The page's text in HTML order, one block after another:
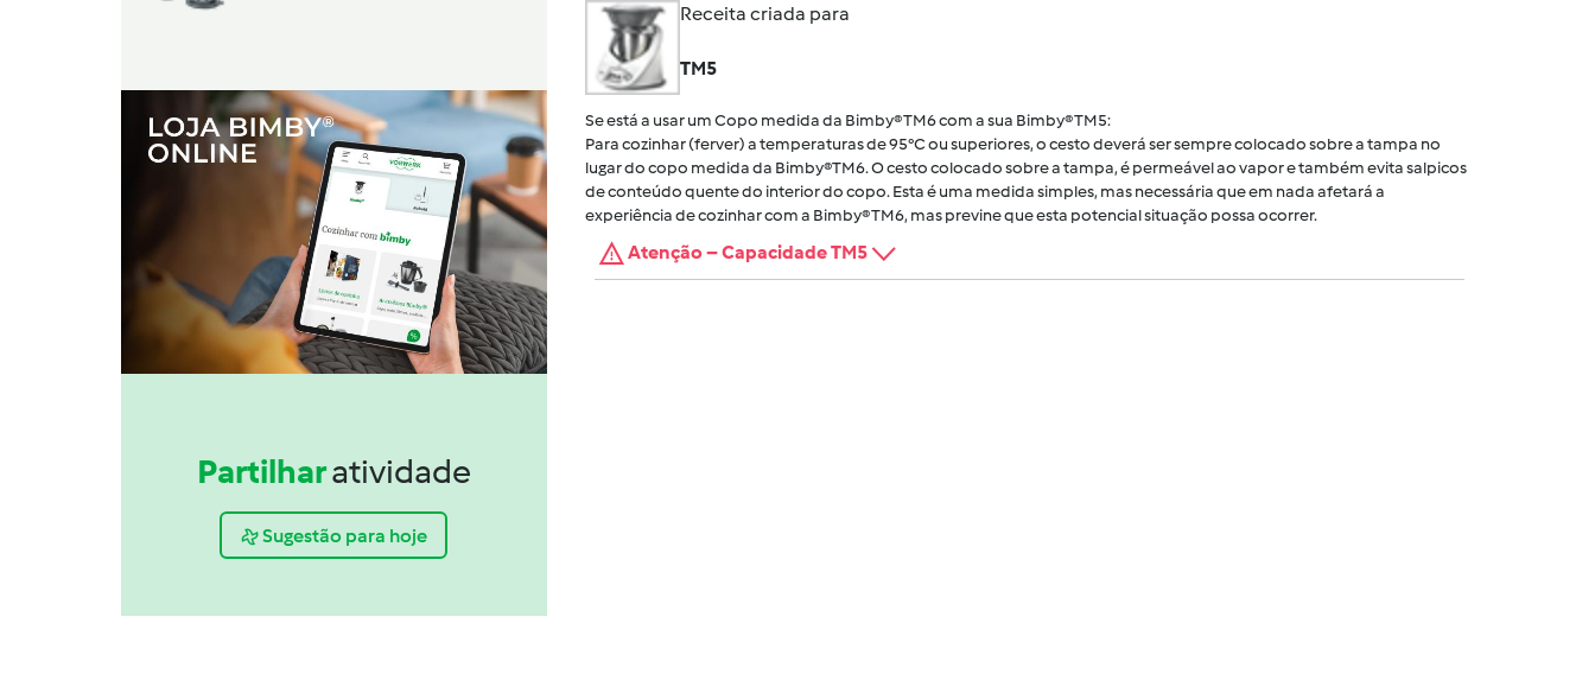
Partilharatividade
Sugestão para hoje
Receita criada para
TM5
Se está a usar um Copo medida da Bimby® TM6 com a sua Bimby® TM5:
Para cozinhar (ferver) a temperaturas de 95°C ou superiores, o cesto deverá ser sempre colocado sobre a tampa no
lugar do copo medida da Bimby®TM6. O cesto colocado sobre a tampa, é permeável ao vapor e também evita salpicos
de conteúdo quente do interior do copo. Esta é uma medida simples, mas necessária que em nada afetará a
experiência de cozinhar com a Bimby® TM6, mas previne que esta potencial situação possa ocorrer.
Atenção – Capacidade TM5